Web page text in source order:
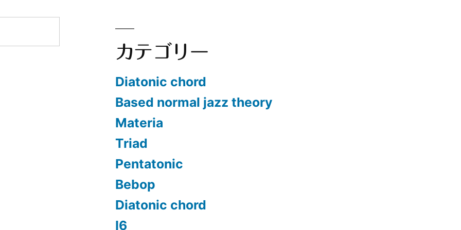
カテゴリー
Diatonic chord
Based normal jazz theory
Materia
Triad
Pentatonic
Bebop
Diatonic chord
Ⅰ6